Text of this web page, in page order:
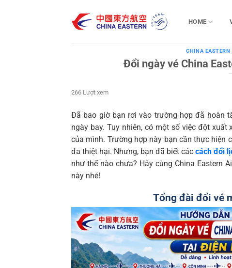
HOME
CHINA
Đổi ngày vé China
266 Lượt xem
Đã bao giờ bạn rơi vào trường hợp đã hoàn
ngày bay. Tuy nhiên, có một số việc đột
của mình. Trường hợp này bạn cần thực hiện
đa thiệt hại. Nhưng, bạn đã biết các cách đổi
như thế nào chưa? Hãy cùng China Eastern
này nhé!
Tổng đài đổi vé